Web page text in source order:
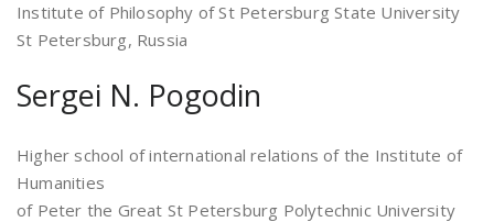
Institute of Philosophy of St Petersburg State University
St Petersburg, Russia
Sergei N. Pogodin
Higher school of international relations of the Institute of
Humanities
of Peter the Great St Petersburg Polytechnic University